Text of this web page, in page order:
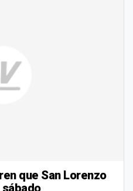
que San Lorenzo